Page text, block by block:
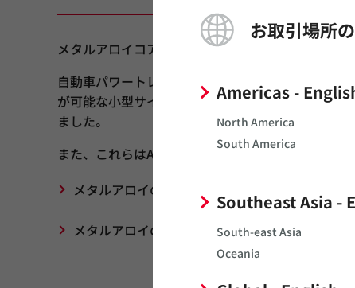
お取引場所
Americas -
North America
South America
Southeast Asia -
South-east Asia
Oceania
メタルアロイコアを採用し、独自工法による高品
自動車パワートレイン／セーフティ用途への適用
が可能な小型サイズのメタルアロイインダクタ
ました。
また、これらはAEC-Q200にも準拠しています。
メタルアロイの高信頼性タイプ（パワートレイン
メタルアロイの高信頼性タイプ（インフォテイン